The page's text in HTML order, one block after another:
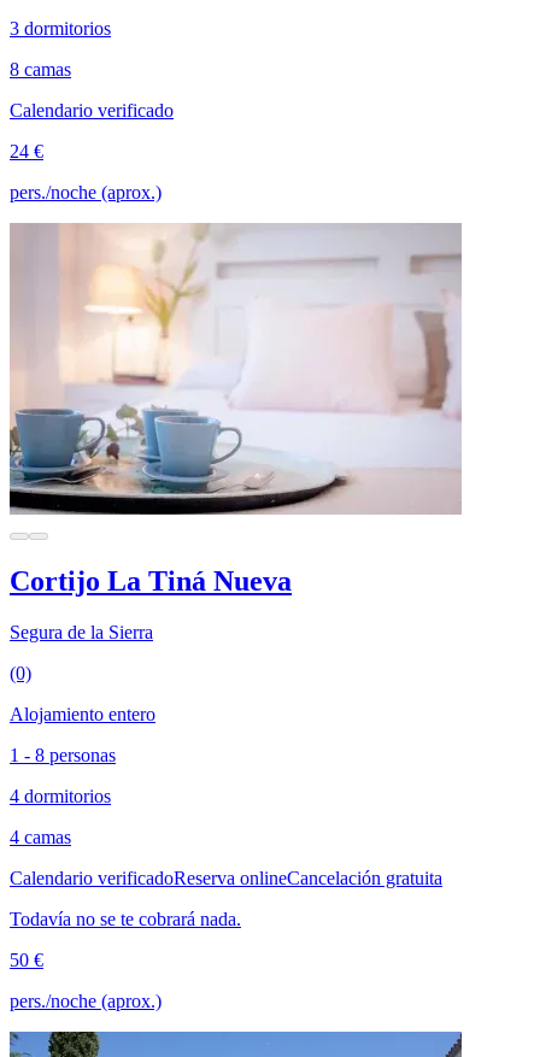
3 dormitorios
8 camas
Calendario verificado
24 €
pers./noche (aprox.)
Cortijo La Tiná Nueva
Segura de la Sierra
(0)
Alojamiento entero
1 - 8 personas
4 dormitorios
4 camas
Calendario verificadoReserva onlineCancelación gratuita
Todavía no se te cobrará nada.
50 €
pers./noche (aprox.)